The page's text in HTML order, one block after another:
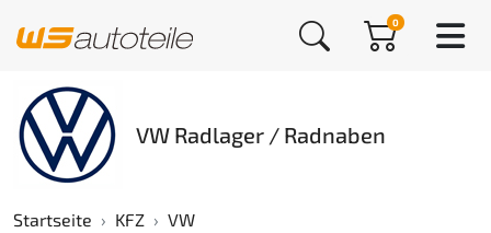
0
VW Radlager / Radnaben
Startseite KFZ
VW